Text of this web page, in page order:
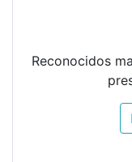
Reconocidos